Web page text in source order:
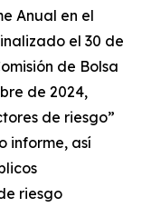
Anual en el
el 30 de
de Bolsa
de 2024,
de riesgo”
informe, así
riesgo